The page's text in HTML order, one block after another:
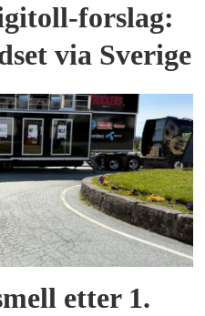
forslag:
via Sverige
etter 1.